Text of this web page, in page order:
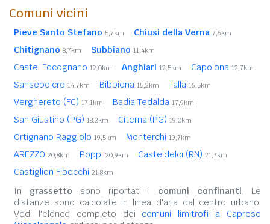
Comuni vicini
Pieve Santo Stefano 5,7km Chiusi della Verna 7,6km
Chitignano 8,7km Subbiano 11,4km
Castel Focognano 12,0km Anghiari 12,5km Capolona 12,7km
Sansepolcro 14,7km Bibbiena 15,2km Talla 16,5km
Verghereto (FC) 17,1km Badia Tedalda 17,9km
San Giustino (PG) 18,2km Citerna (PG) 19,0km
Ortignano Raggiolo 19,5km Monterchi 19,7km
AREZZO 20,8km Poppi 20,9km Casteldelci (RN) 21,7km
Castiglion Fibocchi 21,8km
In grassetto sono riportati i comuni confinanti. Le
distanze sono calcolate in linea d'aria dal centro urbano.
Vedi l'elenco completo dei comuni limitrofi a Caprese